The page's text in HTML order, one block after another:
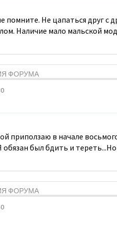
помните. Не цапаться друг
Наличие мало мальской
ФОРУМА
приползаю в начале
обязан был бдить и
ФОРУМА